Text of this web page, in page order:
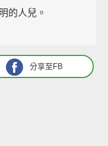
的人兒。
分享至FB